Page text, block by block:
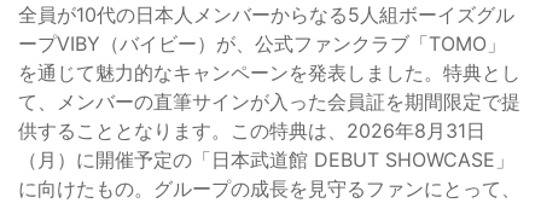
全員が10代の日本人メンバーからなる5人組ボーイズグル
ープVIBY（バイビー）が、公式ファンクラブ「TOMO」
を通じて魅力的なキャンペーンを発表しました。特典とし
て、メンバーの直筆サインが入った会員証を期間限定で提
供することとなります。この特典は、2026年8月31日
（月）に開催予定の「日本武道館 DEBUT SHOWCASE」
に向けたもの。グループの成長を見守るファンにとって、